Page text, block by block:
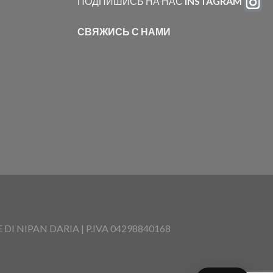
СВЯЖИСЬ С НАМИ
NIPAN DARIA | P.IVA 04298840168